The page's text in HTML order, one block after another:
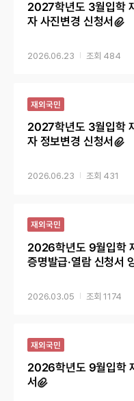
2027학년도 3월입학
자 사진변경 신청서
2026.06.23 484
재외국민
2027학년도 3월입학
자 정보변경 신청서
2026.06.23 431
재외국민
2026학년도 9월입학
증명발급·열람 신청서
2026.03.05 1174
재외국민
2026학년도 9월입학
서